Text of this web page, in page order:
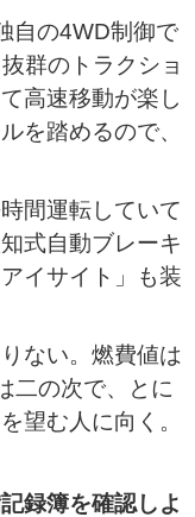
自の4WD制御で
群のトラクショ
高速移動が楽し
を踏めるので、
間運転していて
式自動ブレーキ
イサイト」も装
ない。燃費値は
二の次で、とに
望む人に向く。
録簿を確認しよ